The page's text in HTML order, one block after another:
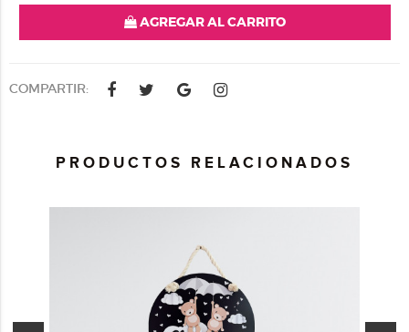
AGREGAR AL CARRITO
COMPARTIR:
PRODUCTOS RELACIONADOS